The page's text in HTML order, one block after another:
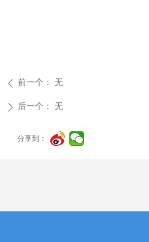
ꄴ 前一个： 无
ꄲ 后一个： 无
分享到：